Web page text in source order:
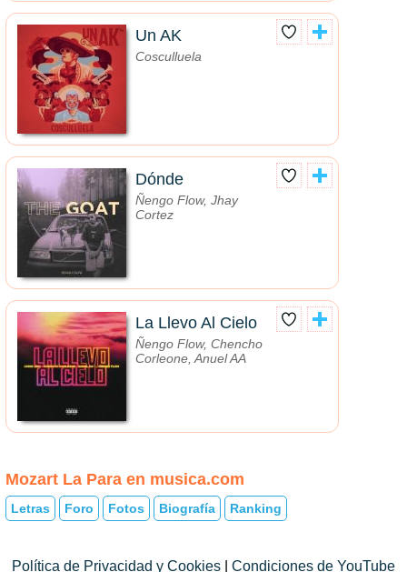
Un AK
Cosculluela
Dónde
Ñengo Flow, Jhay
Cortez
La Llevo Al Cielo
Ñengo Flow, Chencho
Corleone, Anuel AA
Mozart La Para en musica.com
Letras Foro Fotos Biografía Ranking
Política de Privacidad y Cookies Condiciones de YouTube